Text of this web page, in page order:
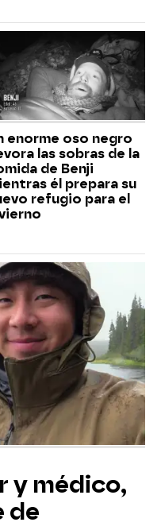
enorme oso negro
las sobras de la
de Benji
él prepara su
refugio para el
y médico,
de